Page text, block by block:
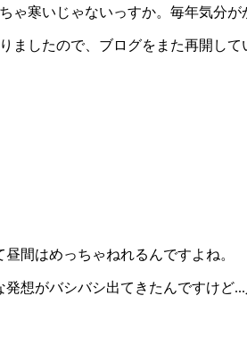
ゃ寒いじゃないっすか。毎年気分
ましたので、ブログをまた再開して
間はめっちゃねれるんですよね。
想がバシバシ出てきたんですけど